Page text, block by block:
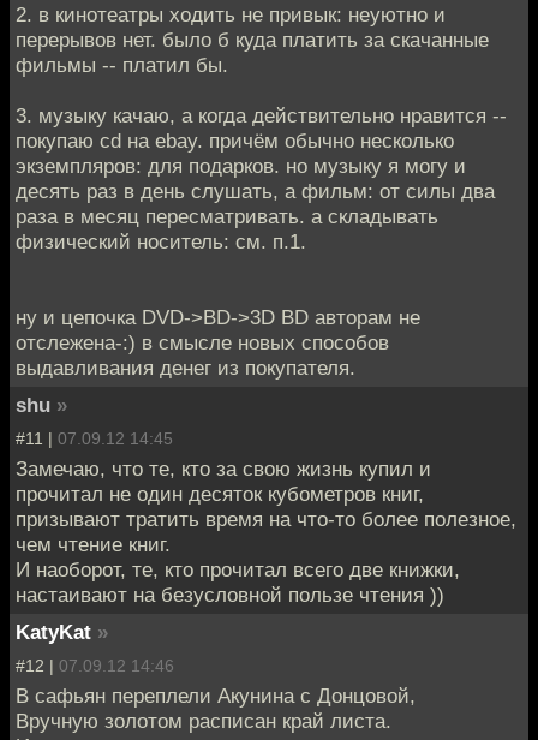
2. в кинотеатры ходить не привык: неуютно и
перерывов нет. было б куда платить за скачанные
фильмы -- платил бы.
3. музыку качаю, а когда действительно нравится --
покупаю cd на ebay. причём обычно несколько
экземпляров: для подарков. но музыку я могу и
десять раз в день слушать, а фильм: от силы два
раза в месяц пересматривать. а складывать
физический носитель: см. п.1.
ну и цепочка DVD->BD->3D BD авторам не
отслежена-:) в смысле новых способов
выдавливания денег из покупателя.
shu »
#11 | 07.09.12 14:45
Замечаю, что те, кто за свою жизнь купил и
прочитал не один десяток кубометров книг,
призывают тратить время на что-то более полезное,
чем чтение книг.
И наоборот, те, кто прочитал всего две книжки,
настаивают на безусловной пользе чтения ))
KatyKat »
#12 | 07.09.12 14:46
В сафьян переплели Акунина с Донцовой,
Вручную золотом расписан край листа.